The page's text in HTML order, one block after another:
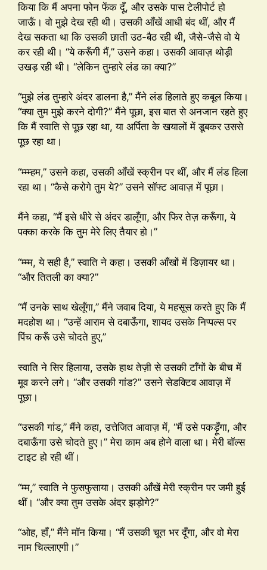
किया कि मैं अपना फोन फेंक दूँ, और उसके पास टेलीपोर्ट हो
जाऊँ। वो मुझे देख रही थी। उसकी आँखें आधी बंद थीं, और मैं
देख सकता था कि उसकी छाती उठ-बैठ रही थी, जैसे-जैसे वो ये
कर रही थी। “ये करूँगी मैं,” उसने कहा। उसकी आवाज़ थोड़ी
उखड़ रही थी। “लेकिन तुम्हारे लंड का क्या?”
“मुझे लंड तुम्हारे अंदर डालना है,” मैंने लंड हिलाते हुए कबूल किया।
“क्या तुम मुझे करने दोगी?” मैंने पूछा, इस बात से अनजान रहते हुए
कि मैं स्वाति से पूछ रहा था, या अर्पिता के खयालों में डूबकर उससे
पूछ रहा था।
“म्म्म्हम,” उसने कहा, उसकी आँखें स्क्रीन पर थीं, और मैं लंड हिला
रहा था। “कैसे करोगे तुम ये?” उसने सॉफ्ट आवाज़ में पूछा।
मैंने कहा, “मैं इसे धीरे से अंदर डालूँगा, और फिर तेज़ करूँगा, ये
पक्का करके कि तुम मेरे लिए तैयार हो।”
“म्म्म, ये सही है,” स्वाति ने कहा। उसकी आँखों में डिज़ायर था।
“और तितली का क्या?”
“मैं उनके साथ खेलूँगा,” मैंने जवाब दिया, ये महसूस करते हुए कि मैं
मदहोश था। “उन्हें आराम से दबाऊँगा, शायद उसके निप्पल्स पर
पिंच करूँ उसे चोदते हुए,”
स्वाति ने सिर हिलाया, उसके हाथ तेज़ी से उसकी टाँगों के बीच में
मूव करने लगे। “और उसकी गांड?” उसने सेडक्टिव आवाज़ में
पूछा।
“उसकी गांड,” मैंने कहा, उत्तेजित आवाज़ में, “मैं उसे पकड़ूँगा, और
दबाऊँगा उसे चोदते हुए।” मेरा काम अब होने वाला था। मेरी बॉल्स
टाइट हो रही थीं।
“म्म,” स्वाति ने फुसफुसाया। उसकी आँखें मेरी स्क्रीन पर जमी हुई
थीं। “और क्या तुम उसके अंदर झड़ोगे?”
“ओह, हाँ,” मैंने मॉन किया। “मैं उसकी चूत भर दूँगा, और वो मेरा
नाम चिल्लाएगी।”